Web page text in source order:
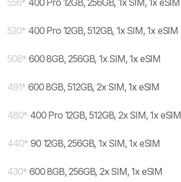
556* 400 Pro 12GB, 256GB, 1x SIM, 1x eSIM
520* 400 Pro 12GB, 512GB, 1x SIM, 1x eSIM
508* 600 8GB, 256GB, 1x SIM, 1x eSIM
491* 600 8GB, 512GB, 2x SIM, 1x eSIM
480* 400 Pro 12GB, 512GB, 2x SIM, 1x eSIM
440* 90 12GB, 256GB, 1x SIM, 1x eSIM
430* 600 8GB, 256GB, 2x SIM, 1x eSIM